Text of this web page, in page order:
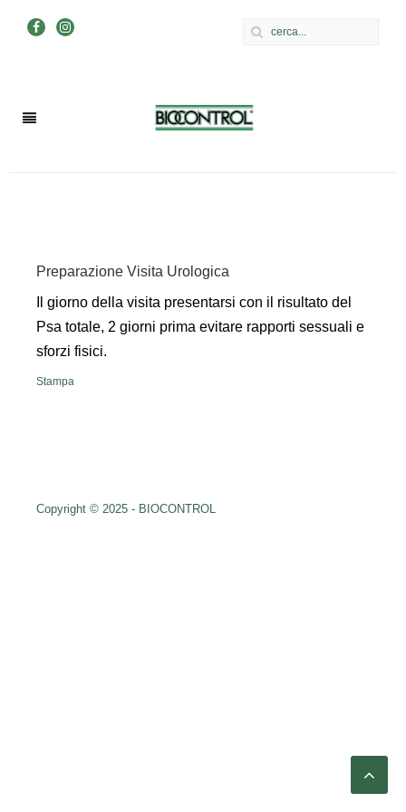
Preparazione Visita Urologica
Il giorno della visita presentarsi con il risultato del
Psa totale, 2 giorni prima evitare rapporti sessuali e
sforzi fisici.
Stampa
Copyright © 2025 - BIOCONTROL